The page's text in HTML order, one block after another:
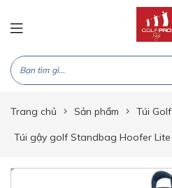
Trang chủ Sản phẩm Túi Golf
Túi gậy golf Standbag Hoofer Lite